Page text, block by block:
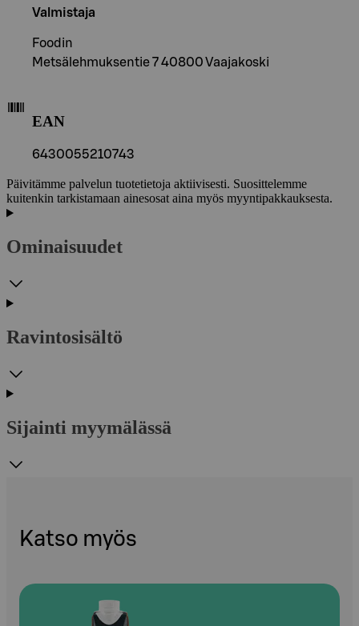
Valmistaja
Foodin
Metsälehmuksentie 7 40800 Vaajakoski
EAN
6430055210743
Päivitämme palvelun tuotetietoja aktiivisesti. Suosittelemme
kuitenkin tarkistamaan ainesosat aina myös myyntipakkauksesta.
Ominaisuudet
Ravintosisältö
Sijainti myymälässä
Katso myös